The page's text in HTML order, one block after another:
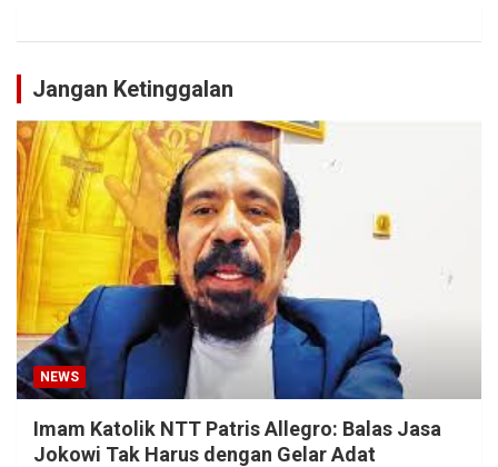
Jangan Ketinggalan
NEWS
Imam Katolik NTT Patris Allegro: Balas Jasa
Jokowi Tak Harus dengan Gelar Adat